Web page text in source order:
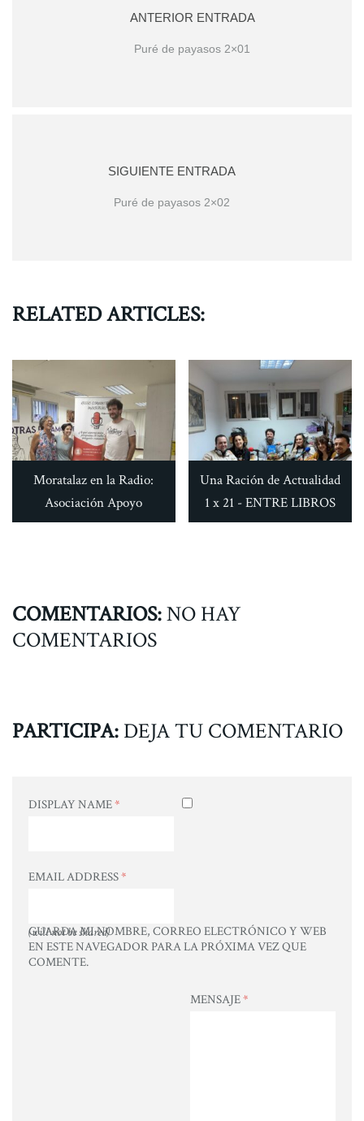
ANTERIOR ENTRADA
Puré de payasos 2×01
SIGUIENTE ENTRADA
Puré de payasos 2×02
RELATED ARTICLES:
Moratalaz en la Radio:
Asociación Apoyo
Una Ración de Actualidad
1 x 21 - ENTRE LIBROS
COMENTARIOS:NO HAY
COMENTARIOS
PARTICIPA: DEJA TU COMENTARIO
DISPLAY NAME*
EMAIL ADDRESS*
(will not be shared)
GUARDA MI NOMBRE, CORREO ELECTRÓNICO Y WEB
EN ESTE NAVEGADOR PARA LA PRÓXIMA VEZ QUE
COMENTE.
MENSAJE*